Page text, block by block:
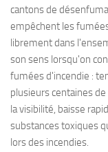
cantons de
empêchent les
librement dans
son sens lorsqu'on
fumées d'incendie :
plusieurs centaines
la visibilité, baisse
substances toxiques
lors des incendies.